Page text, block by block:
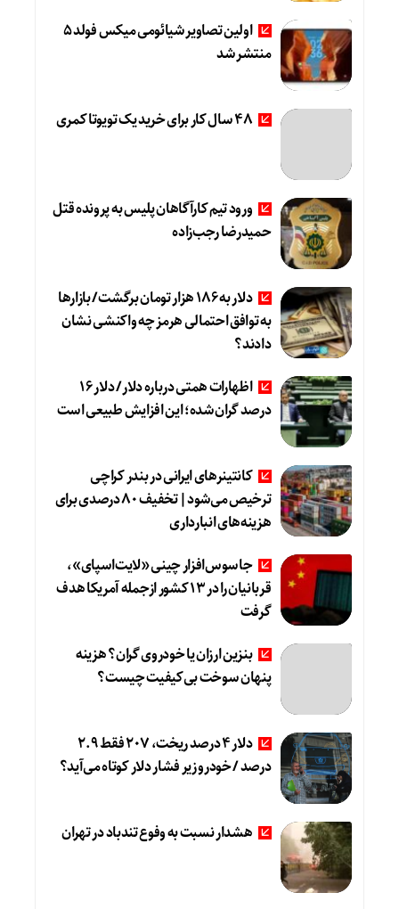
اولین تصاویر شیائومی میکس فولد ۵
منتشر شد
۴۸ سال کار برای خرید یک تویوتا کمری
ورود تیم کارآگاهان پلیس به پرونده قتل
حمیدرضا رجب‌زاده
دلار به 186 هزار تومان برگشت/ بازارها
به توافق احتمالی هرمز چه واکنشی نشان
دادند؟
اظهارات همتی درباره دلار/ دلار ۱۶
درصد گران شده؛ این افزایش طبیعی است
کانتینرهای ایرانی در بندر کراچی
ترخیص می‌شود| تخفیف ۸۰ درصدی برای
هزینه‌های انبارداری
جاسوس‌افزار چینی «لایت‌اسپای»،
قربانیان را در ۱۳ کشور ازجمله آمریکا هدف
گرفت
بنزین ارزان یا خودروی گران؟ هزینه
پنهان سوخت بی‌کیفیت چیست؟
دلار ۴ درصد ریخت، ۲۰۷ فقط ۲.۹
درصد / خودرو زیر فشار دلار کوتاه می‌آید؟
هشدار نسبت به وفوع تندباد در تهران